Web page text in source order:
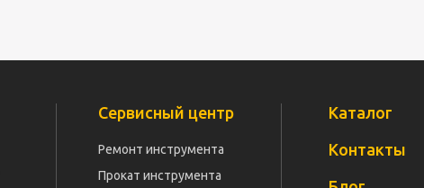
Сервисный центр
Ремонт инструмента
Прокат инструмента
Каталог
Контакты